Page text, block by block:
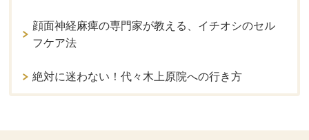
顔面神経麻痺の専門家が教える、イチオシのセル
フケア法
絶対に迷わない！代々木上原院への行き方